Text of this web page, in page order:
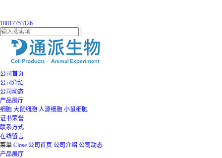
18817753126
公司首页
公司介绍
公司动态
产品展厅
细胞 大鼠细胞 人源细胞 小鼠细胞
证书荣誉
联系方式
在线留言
菜单 Close 公司首页 公司介绍 公司动态
产品展厅